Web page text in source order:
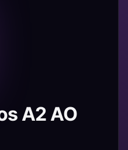
A2 AO